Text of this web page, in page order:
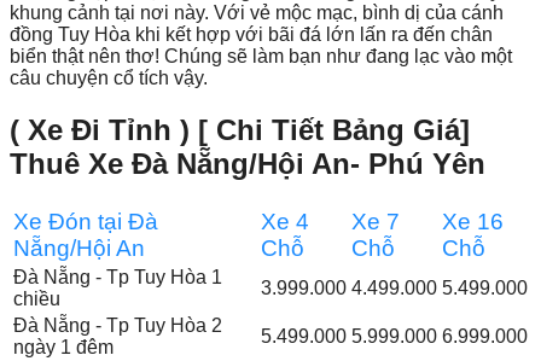
khung cảnh tại nơi này. Với vẻ mộc mạc, bình dị của cánh
đồng Tuy Hòa khi kết hợp với bãi đá lớn lấn ra đến chân
biển thật nên thơ! Chúng sẽ làm bạn như đang lạc vào một
câu chuyện cổ tích vậy.
( Xe Đi Tỉnh ) [ Chi Tiết Bảng Giá]
Thuê Xe Đà Nẵng/Hội An- Phú Yên
Xe Đón tại Đà
Nẵng/Hội An
Xe 4
Chỗ
Xe 7
Chỗ
Xe 16
Chỗ
Đà Nẵng - Tp Tuy Hòa 1
chiều
3.999.000 4.499.000 5.499.000
Đà Nẵng - Tp Tuy Hòa 2
ngày 1 đêm
5.499.000 5.999.000 6.999.000